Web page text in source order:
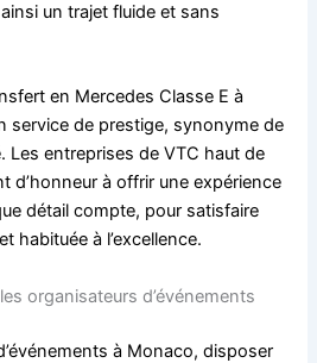
un trajet fluide et sans
en Mercedes Classe E à
service de prestige, synonyme de
Les entreprises de VTC haut de
d’honneur à offrir une expérience
détail compte, pour satisfaire
habituée à l’excellence.
organisateurs d’événements
à Monaco, disposer